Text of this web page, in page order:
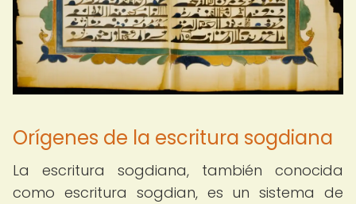
Orígenes de la escritura sogdiana
La escritura sogdiana, también conocida
como escritura sogdian, es un sistema de